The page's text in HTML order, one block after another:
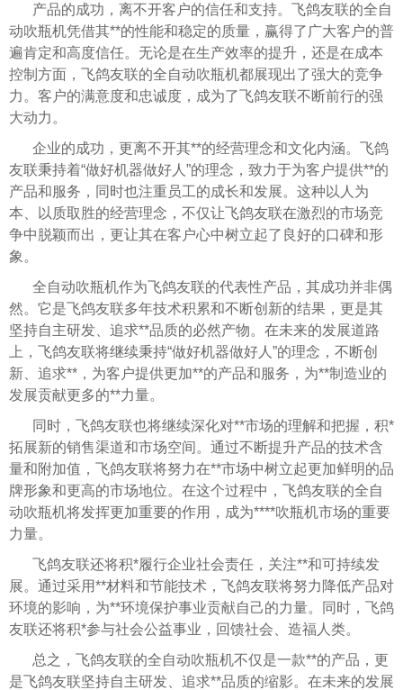
产品的成功，离不开客户的信任和支持。飞鸽友联的全自
动吹瓶机凭借其**的性能和稳定的质量，赢得了广大客户的普
遍肯定和高度信任。无论是在生产效率的提升，还是在成本
控制方面，飞鸽友联的全自动吹瓶机都展现出了强大的竞争
力。客户的满意度和忠诚度，成为了飞鸽友联不断前行的强
大动力。
企业的成功，更离不开其**的经营理念和文化内涵。飞鸽
友联秉持着“做好机器做好人”的理念，致力于为客户提供**的
产品和服务，同时也注重员工的成长和发展。这种以人为
本、以质取胜的经营理念，不仅让飞鸽友联在激烈的市场竞
争中脱颖而出，更让其在客户心中树立起了良好的口碑和形
象。
全自动吹瓶机作为飞鸽友联的代表性产品，其成功并非偶
然。它是飞鸽友联多年技术积累和不断创新的结果，更是其
坚持自主研发、追求**品质的必然产物。在未来的发展道路
上，飞鸽友联将继续秉持“做好机器做好人”的理念，不断创
新、追求**，为客户提供更加**的产品和服务，为**制造业的
发展贡献更多的**力量。
同时，飞鸽友联也将继续深化对**市场的理解和把握，积*
拓展新的销售渠道和市场空间。通过不断提升产品的技术含
量和附加值，飞鸽友联将努力在**市场中树立起更加鲜明的品
牌形象和更高的市场地位。在这个过程中，飞鸽友联的全自
动吹瓶机将发挥更加重要的作用，成为****吹瓶机市场的重要
力量。
飞鸽友联还将积*履行企业社会责任，关注**和可持续发
展。通过采用**材料和节能技术，飞鸽友联将努力降低产品对
环境的影响，为**环境保护事业贡献自己的力量。同时，飞鸽
友联还将积*参与社会公益事业，回馈社会、造福人类。
总之，飞鸽友联的全自动吹瓶机不仅是一款**的产品，更
是飞鸽友联坚持自主研发、追求**品质的缩影。在未来的发展